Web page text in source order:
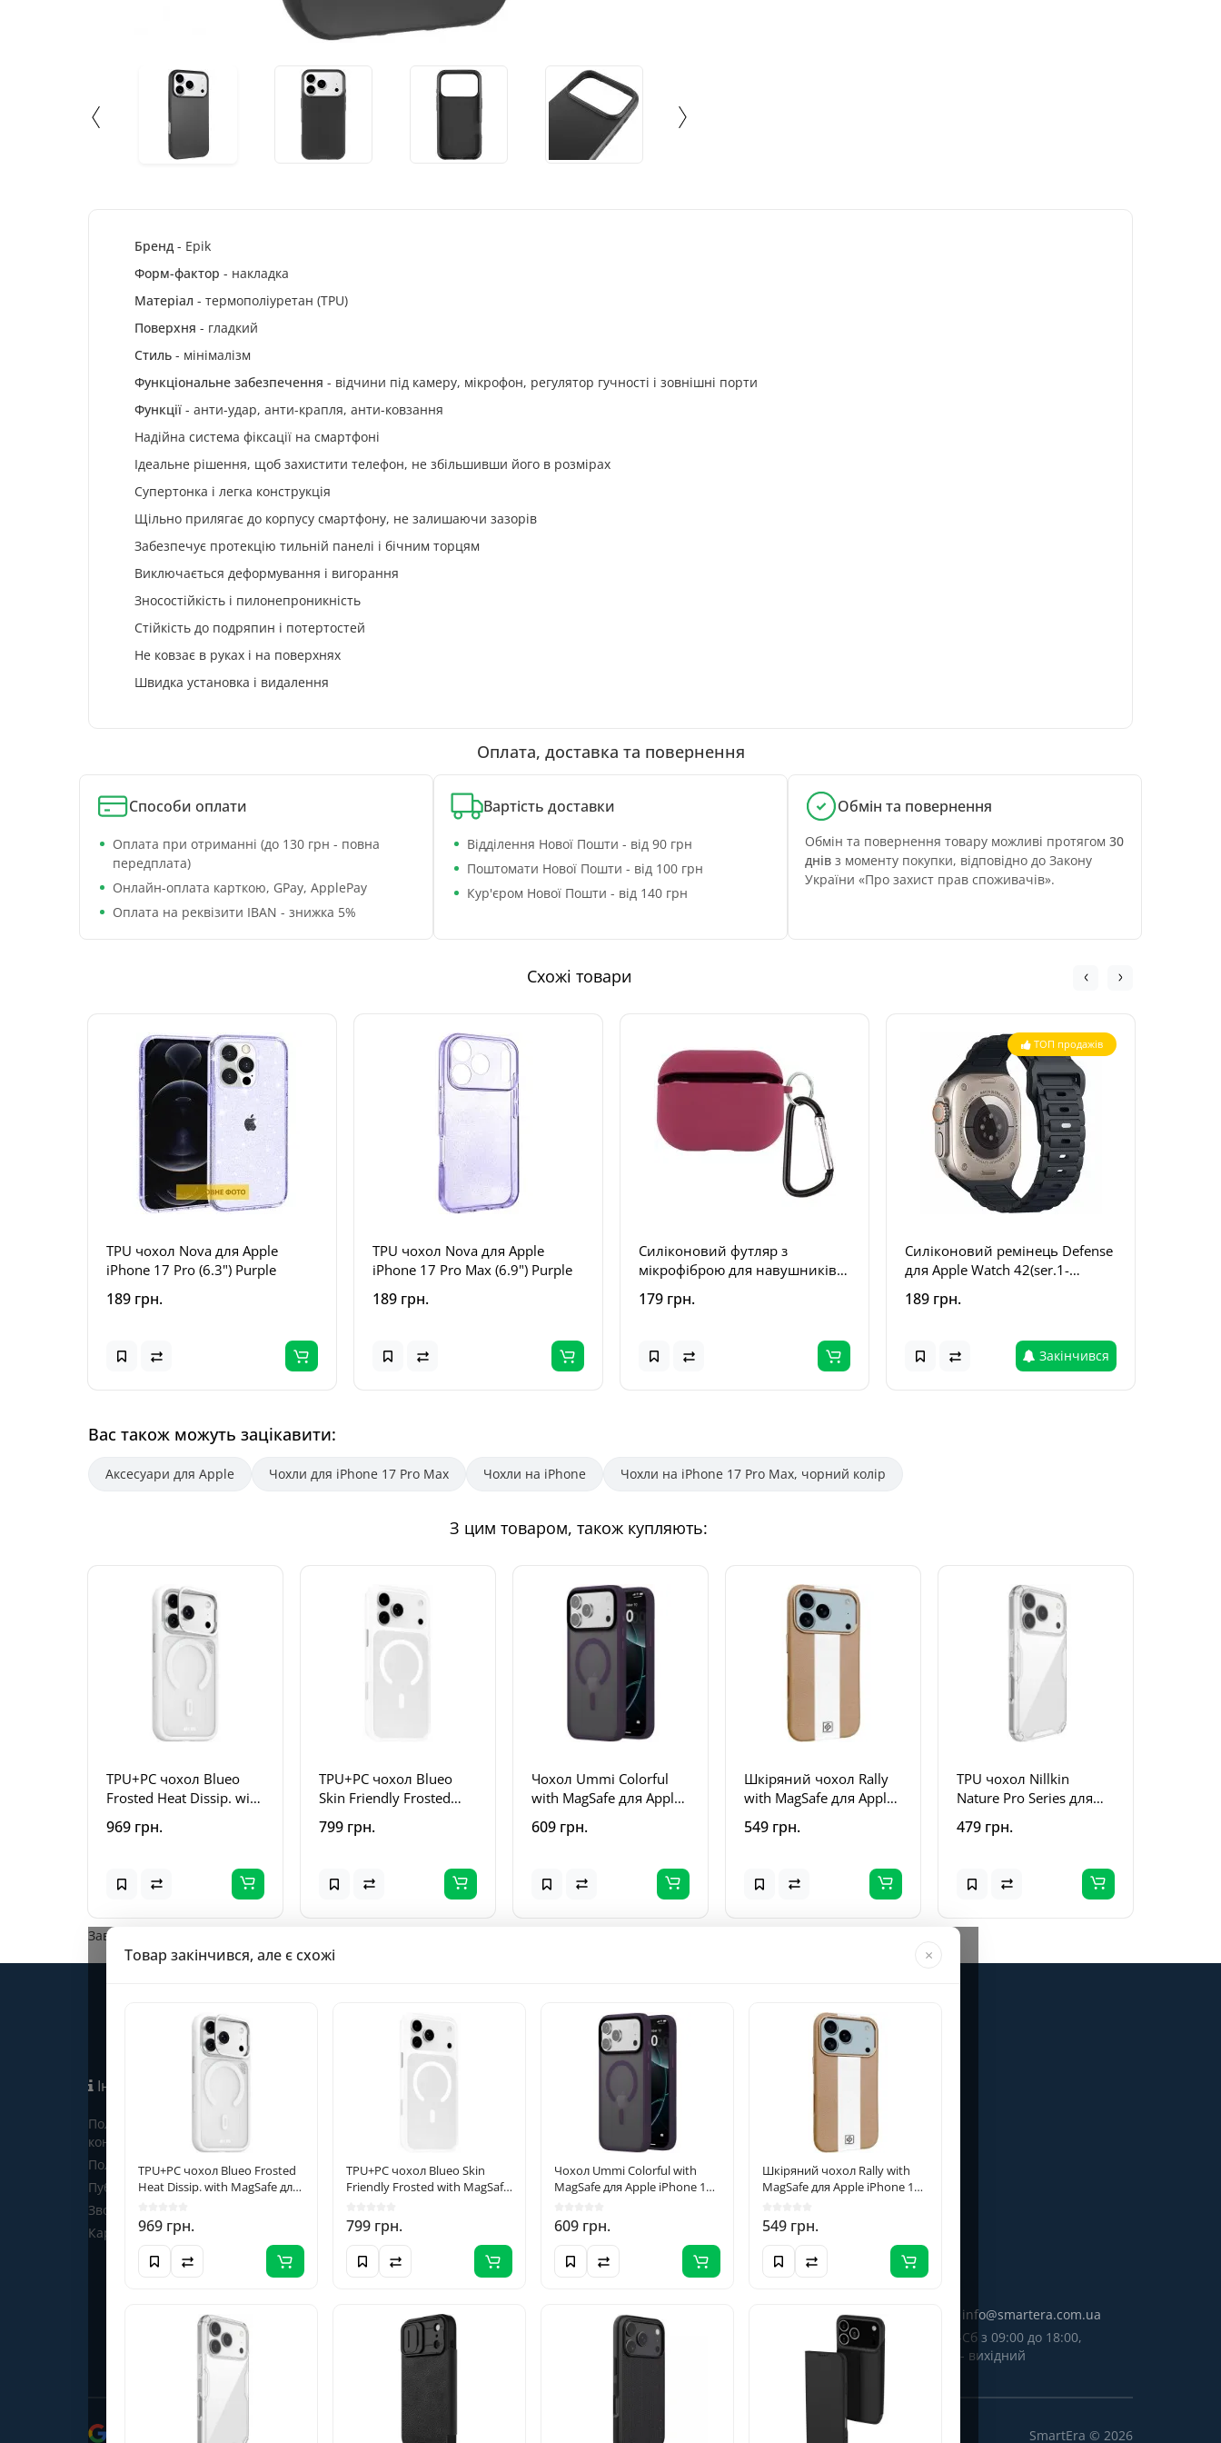
Бренд - Epik
Форм-фактор - накладка
Матеріал - термополіуретан (TPU)
Поверхня - гладкий
Стиль - мінімалізм
Функціональне забезпечення - відчини під камеру, мікрофон, регулятор гучності і зовнішні порти
Функції - анти-удар, анти-крапля, анти-ковзання
Надійна система фіксації на смартфоні
Ідеальне рішення, щоб захистити телефон, не збільшивши його в розмірах
Супертонка і легка конструкція
Щільно прилягає до корпусу смартфону, не залишаючи зазорів
Забезпечує протекцію тильній панелі і бічним торцям
Виключається деформування і вигорання
Зносостійкість і пилонепроникність
Стійкість до подряпин і потертостей
Не ковзає в руках і на поверхнях
Швидка установка і видалення
Оплата, доставка та повернення
Способи оплати
Оплата при отриманні (до 130 грн - повна
передплата)
Онлайн-оплата карткою, GPay, ApplePay
Оплата на реквізити IBAN - знижка 5%
Вартість доставки
Відділення Нової Пошти - від 90 грн
Поштомати Нової Пошти - від 100 грн
Кур'єром Нової Пошти - від 140 грн
Обмін та повернення
Обмін та повернення товару можливі протягом 30
днів з моменту покупки, відповідно до Закону
України «Про захист прав споживачів».
Схожі товари
TPU чохол Nova для Apple
iPhone 17 Pro (6.3") Purple
189 грн.
TPU чохол Nova для Apple
iPhone 17 Pro Max (6.9") Purple
189 грн.
Силіконовий футляр з
мікрофіброю для навушників
Airpods Pro 3 Бордовий / Plum
179 грн.
ТОП продажів
Силіконовий ремінець Defense
для Apple Watch 42(ser.1-
3)/44/45/46/49mm Midnight
Blue
189 грн.
Закінчився
Вас також можуть зацікавити:
Аксесуари для Apple Чохли для iPhone 17 Pro Max Чохли на iPhone Чохли на iPhone 17 Pro Max, чорний колір
З цим товаром, також купляють:
TPU+PC чохол Blueo
Frosted Heat Dissip. with
MagSafe для Apple
iPhone 17 Pro Max / 18
White
969 грн.
TPU+PC чохол Blueo
Skin Friendly Frosted
with MagSafe для Apple
iPhone 17 Pro Max /18
White
799 грн.
Чохол Ummi Colorful
with MagSafe для Apple
iPhone 17 Pro Max (6.9")
Темно-фіолетовий /
609 грн.
Шкіряний чохол Rally
with MagSafe для Apple
iPhone 17 Pro Max (6.9")
Beige / White
549 грн.
TPU чохол Nillkin
Nature Pro Series для
Apple iPhone 17 Pro Max
(6.9") Безбарвний
479 грн.
Товар закінчився, але є схожі ×
TPU+PC чохол Blueo Frosted
Heat Dissip. with MagSafe для
Pro Max (6.9") Білий / White
969 грн.
TPU+PC чохол Blueo Skin
Friendly Frosted with MagSafe
/18 Pro Max (6.9") Білий /
White
799 грн.
Чохол Ummi Colorful with
MagSafe для Apple iPhone 17
фіолетовий / Dark Purple
609 грн.
Шкіряний чохол Rally with
MagSafe для Apple iPhone 17
549 грн.
Завантажується...
Інформація
Політика
конфіденційності
Політика файлів cookie
Публічна оферта
Зворотній зв’язок
Карта сайту
Гарантії та повернення
Відгуки про нас
Чохли для iPhone 15 Pro
Чохли для iPhone 15
Чохли для iPhone 17 Pro
Чохли для iPhone 17 Pro
Чохли для iPhone 17
Повернення товару
(098) 098-6235
+380980986235
info@smartera.com.ua
Пн-Сб з 09:00 до 18:00,
Нд - вихідний
SmartEra © 2026